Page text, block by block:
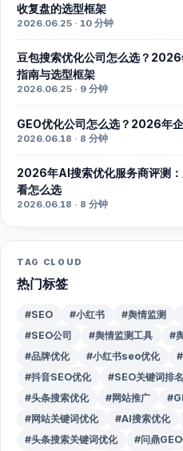
收复盘的选型框架
2026.06.25 · 10 分钟
豆包搜索优化公司怎么选？
指南与选型框架
2026.06.25 · 9 分钟
GEO优化公司怎么选？2026年
2026.06.18 · 8 分钟
2026年AI搜索优化服务商评测
看怎么选
2026.06.18 · 8 分钟
TAG CLOUD
热门标签
#SEO #小红书 #舆情监测
#SEO公司
#舆情监测工具 #
#品牌优化
#小红书seo优化
#抖音SEO优化
#SEO关键词排
#头条搜索优化
#网站推广
#网站关键词优化
#AI搜索优化
#头条搜索关键词优化
#问鼎